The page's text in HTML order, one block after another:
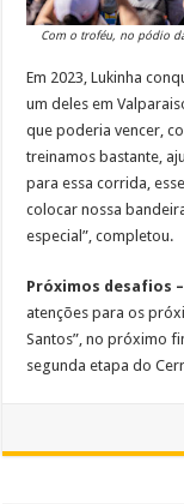
Com o troféu, no pódio
Em 2023, Lukinha
um deles em
que poderia vencer,
treinamos bastante,
para essa corrida,
colocar nossa
especial”, completou.
Próximos desafios –
atenções para os
Santos”, no próximo
segunda etapa do